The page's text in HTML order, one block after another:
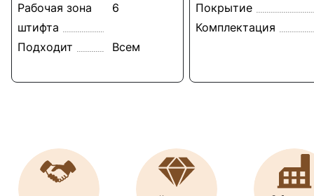
Рабочая зона
штифта
6
Подходит Всем
Покрытие
Комплектация